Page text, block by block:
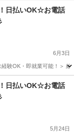
日払いOK☆お電話
6月3日
験OK・即就業可能！＞
日払いOK☆お電話
5月24日